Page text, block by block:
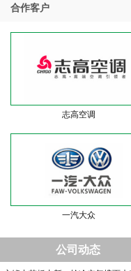
合作客户
志高空调
一汽大众
公司动态